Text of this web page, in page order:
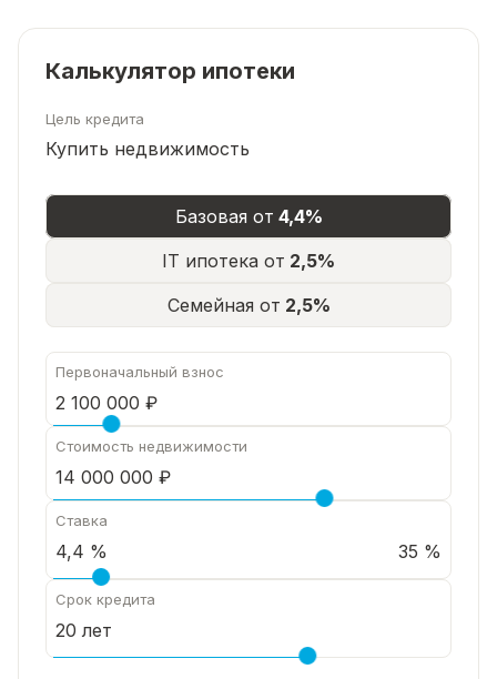
Калькулятор ипотеки
Цель кредита
Купить недвижимость
Базовая от 4,4%
IT ипотека от 2,5%
Семейная от 2,5%
Первоначальный взнос
Стоимость недвижимости
Ставка
35 %
Срок кредита